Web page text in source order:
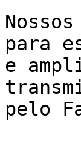
para
e
pelo